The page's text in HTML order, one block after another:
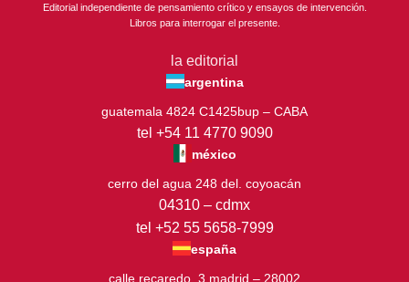
Editorial independiente de pensamiento crítico y ensayos de intervención.
Libros para interrogar el presente.
la editorial
argentina
guatemala 4824 C1425bup – CABA
tel +54 11 4770 9090
méxico
cerro del agua 248 del. coyoacán
04310 – cdmx
tel +52 55 5658-7999
españa
calle recaredo, 3 madrid – 28002